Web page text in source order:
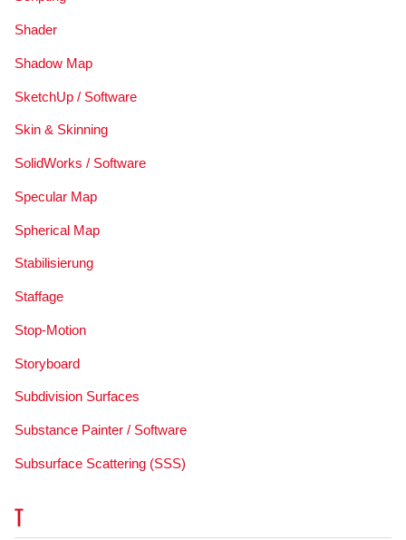
Shader
Shadow Map
SketchUp / Software
Skin & Skinning
SolidWorks / Software
Specular Map
Spherical Map
Stabilisierung
Staffage
Stop-Motion
Storyboard
Subdivision Surfaces
Substance Painter / Software
Subsurface Scattering (SSS)
T